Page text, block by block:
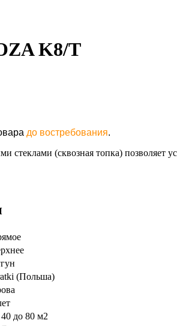
K8/T
до востребования.
стеклами (сквозная топка) позволяет
(Польша)
40 до 80 м2